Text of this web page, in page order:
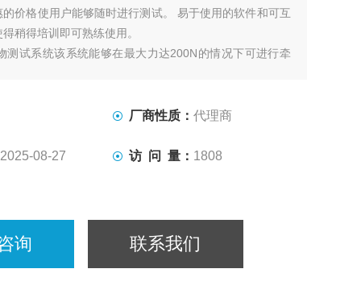
的价格使用户能够随时进行测试。 易于使用的软件和可互
稍得培训即可熟练使用。
测试系统该系统能够在最大力达200N的情况下可进行牵
厂商性质：代理商
2025-08-27 访 问 量： 1808
询 联系我们